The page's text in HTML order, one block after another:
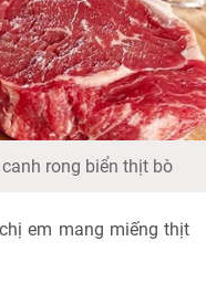
rong biển thịt bò
em mang miếng thịt